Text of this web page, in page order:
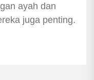
ayah dan
juga penting.